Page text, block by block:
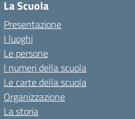
La Scuola
Presentazione
I luoghi
Le persone
I numeri della scuola
Le carte della scuola
Organizzazione
La storia